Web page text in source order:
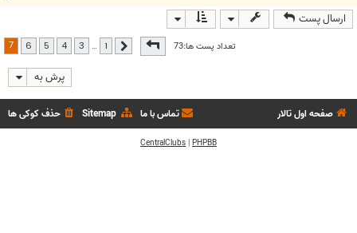
ارسال پست
تعداد پست ها:73صفحه از7 قبلی 1
…
3
4
5
6
7
پرش به
صفحه اول تالار حذف کوکی ها Sitemap تماس با ما
PHPBB
|
CentralClubs